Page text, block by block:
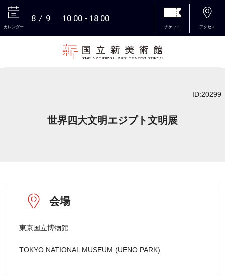
カレンダー
8 9 10:00 18:00
チケット アクセス
ID:20299
世界四大文明エジプト文明展
会場
東京国立博物館
TOKYO NATIONAL MUSEUM (UENO PARK)